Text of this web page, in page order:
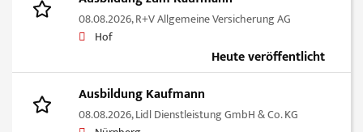
08.08.2026,R+V Allgemeine Versicherung AG
Hof
Heute veröffentlicht
Ausbildung Kaufmann
08.08.2026,Lidl Dienstleistung GmbH & Co. KG